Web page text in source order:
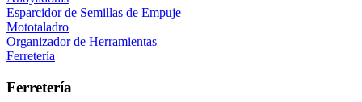
Esparcidor de Semillas de Empuje
Mototaladro
Organizador de Herramientas
Ferretería
Ferretería